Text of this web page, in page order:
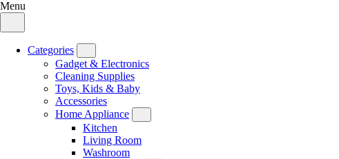
Menu
Categories
Gadget & Electronics
Cleaning Supplies
Toys, Kids & Baby
Accessories
Home Appliance
Kitchen
Living Room
Washroom